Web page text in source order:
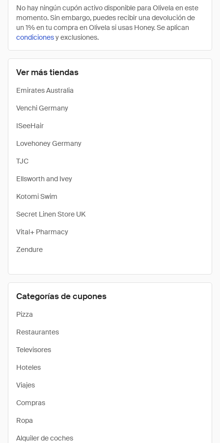
Ver más tiendas
Emirates Australia
Venchi Germany
ISeeHair
Lovehoney Germany
TJC
Ellsworth and Ivey
Kotomi Swim
Secret Linen Store UK
Vital+ Pharmacy
Zendure
Categorías de cupones
Pizza
Restaurantes
Televisores
Hoteles
Viajes
Compras
Ropa
Alquiler de coches
No hay ningún cupón activo disponible para Olivela en este
momento. Sin embargo, puedes recibir una devolución de
un 1% en tu compra en Olivela si usas Honey. Se aplican
condicionesy exclusiones.